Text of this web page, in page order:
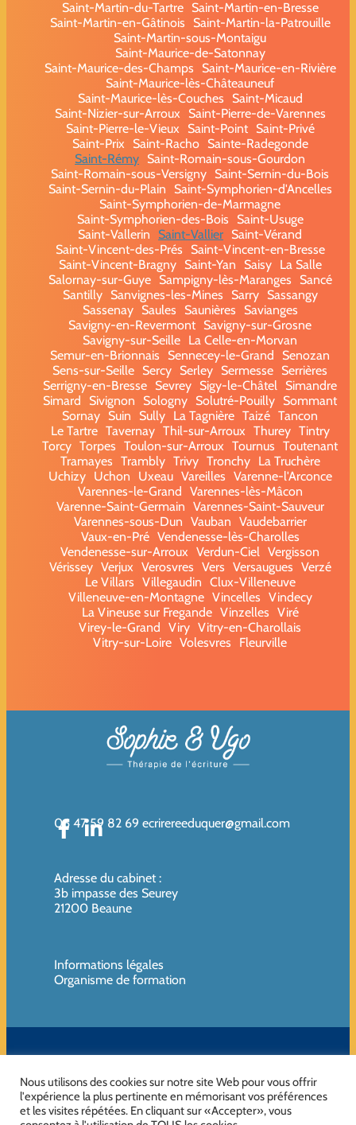
Saint-Martin-du-Tartre
Saint-Martin-en-Bresse
Saint-Martin-en-Gâtinois
Saint-Martin-la-Patrouille
Saint-Martin-sous-Montaigu
Saint-Maurice-de-Satonnay
Saint-Maurice-des-Champs
Saint-Maurice-en-Rivière
Saint-Maurice-lès-Châteauneuf
Saint-Maurice-lès-Couches
Saint-Micaud
Saint-Nizier-sur-Arroux
Saint-Pierre-de-Varennes
Saint-Pierre-le-Vieux
Saint-Point
Saint-Privé
Saint-Prix
Saint-Racho
Sainte-Radegonde
Saint-Rémy Saint-Romain-sous-Gourdon
Saint-Romain-sous-Versigny Saint-Sernin-du-Bois
Saint-Sernin-du-Plain
Saint-Symphorien-d'Ancelles
Saint-Symphorien-de-Marmagne
Saint-Symphorien-des-Bois
Saint-Usuge
Saint-Vallerin
Saint-Vallier Saint-Vérand
Saint-Vincent-des-Prés
Saint-Vincent-en-Bresse
Saint-Vincent-Bragny
Saint-Yan Saisy
La Salle
Salornay-sur-Guye
Sampigny-lès-Maranges
Sancé
Santilly
Sanvignes-les-Mines Sarry
Sassangy
Sassenay
Saules Saunières
Savianges
Savigny-en-Revermont Savigny-sur-Grosne
Savigny-sur-Seille La Celle-en-Morvan
Semur-en-Brionnais
Sennecey-le-Grand
Senozan
Sens-sur-Seille Sercy Serley Sermesse Serrières
Serrigny-en-Bresse Sevrey Sigy-le-Châtel
Simandre
Simard
Sivignon Sologny Solutré-Pouilly Sommant
Sornay Suin Sully La Tagnière Taizé Tancon
Le Tartre Tavernay Thil-sur-Arroux Thurey Tintry
Torcy Torpes Toulon-sur-Arroux Tournus Toutenant
Tramayes Trambly Trivy Tronchy
La Truchère
Uchizy
Uchon Uxeau Vareilles Varenne-l'Arconce
Varennes-le-Grand Varennes-lès-Mâcon
Varenne-Saint-Germain Varennes-Saint-Sauveur
Varennes-sous-Dun Vauban Vaudebarrier
Vaux-en-Pré Vendenesse-lès-Charolles
Vendenesse-sur-Arroux Verdun-Ciel Vergisson
Vérissey Verjux Verosvres Vers Versaugues Verzé
Le Villars Villegaudin Clux-Villeneuve
Villeneuve-en-Montagne Vincelles Vindecy
La Vineuse sur Fregande Vinzelles Viré
Virey-le-Grand Viry Vitry-en-Charollais
Vitry-sur-Loire Volesvres Fleurville
06 47 59 82 69 ecrirereeduquer@gmail.com
Adresse du cabinet :
3b impasse des Seurey
21200 Beaune
Informations légales
Organisme de formation
Nous utilisons des cookies sur notre site Web pour vous offrir
l'expérience la plus pertinente en mémorisant vos préférences
et les visites répétées. En cliquant sur «Accepter», vous